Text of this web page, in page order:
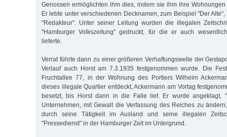
Genossen ermöglichten ihm dies, indem sie ihm ihre
Er lebte unter verschiedenen Decknamen, zum Beispiel "Der
"Redakteur". Unter seiner Leitung wurden die illegalen
"Hamburger Volkszeitung" gedruckt, für die er auch
lieferte.
Verrat führte dann zu einer größeren Verhaftungswelle der
Verlauf auch Horst am 7.3.1935 festgenommen wurde. Die
Fruchtallee 77, in der Wohnung des Portiers Wilhelm
dieses illegale Quartier entdeckt, Ackermann am Vortag
besetzt, bis Horst dann in die Falle lief. Er wurde angeklagt,
Unternehmen, mit Gewalt die Verfassung des Reiches zu
durch seine Tätigkeit im Ausland und seine illegalen
"Pressedienst" in der Hamburger Zeit im Untergrund.